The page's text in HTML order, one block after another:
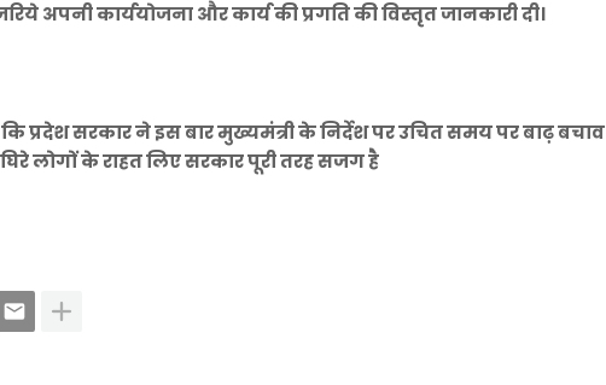
अपनी कार्ययोजना और कार्य की प्रगति की विस्तृत जानकारी दी।
कि प्रदेश सरकार ने इस बार मुख्यमंत्री के निर्देश पर उचित समय पर बाढ़ बचाव
लोगों के राहत लिए सरकार पूरी तरह सजग है